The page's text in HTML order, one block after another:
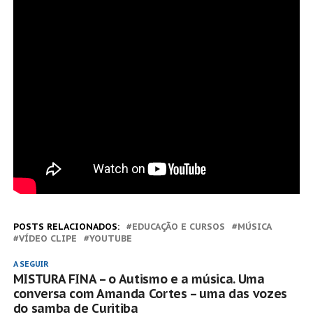
POSTS RELACIONADOS: EDUCAÇÃO E CURSOS
MÚSICA
VÍDEO CLIPE
YOUTUBE
A SEGUIR
MISTURA FINA – o Autismo e a música. Uma
conversa com Amanda Cortes – uma das vozes
do samba de Curitiba